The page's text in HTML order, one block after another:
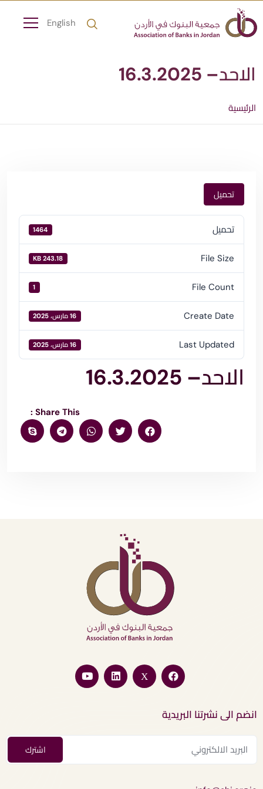
English
الاحد– 16.3.2025
الرئيسية
تحميل
تحميل 1464
File Size
243.18 KB
File Count
1
Create Date 16 مارس، 2025
Last Updated 16 مارس، 2025
الاحد– 16.3.2025
Share This :
انضم الى نشرتنا البريدية